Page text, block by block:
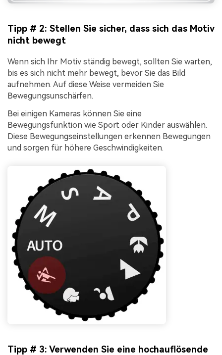
Tipp # 2: Stellen Sie sicher, dass sich das Motiv
nicht bewegt
Wenn sich Ihr Motiv ständig bewegt, sollten Sie warten,
bis es sich nicht mehr bewegt, bevor Sie das Bild
aufnehmen. Auf diese Weise vermeiden Sie
Bewegungsunschärfen.
Bei einigen Kameras können Sie eine
Bewegungsfunktion wie Sport oder Kinder auswählen.
Diese Bewegungseinstellungen erkennen Bewegungen
und sorgen für höhere Geschwindigkeiten.
Tipp # 3: Verwenden Sie eine hochauflösende